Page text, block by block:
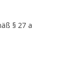
§ 27 a